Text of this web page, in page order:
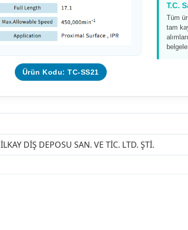
Ürün Kodu: TC-SS21
T.C.
Tüm
tam
İLKAY DİŞ DEPOSU SAN. VE TİC. LTD. ŞTİ.